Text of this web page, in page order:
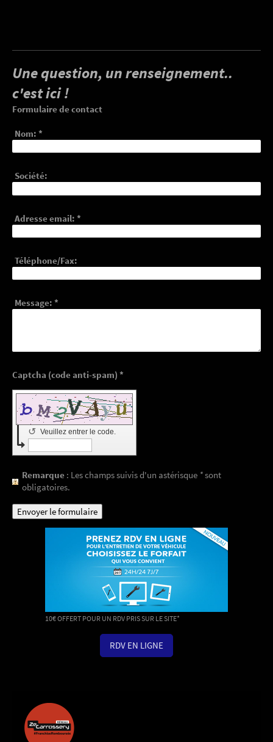
Une question, un renseignement..
c'est ici !
Formulaire de contact
Nom: *
Société:
Adresse email: *
Téléphone/Fax:
Message: *
Captcha (code anti-spam) *
Veuillez entrer le code.
↺
Remarque : Les champs suivis d'un astérisque *sont
obligatoires.
10€ OFFERT POUR UN RDV PRIS SUR LE SITE*
RDV EN LIGNE